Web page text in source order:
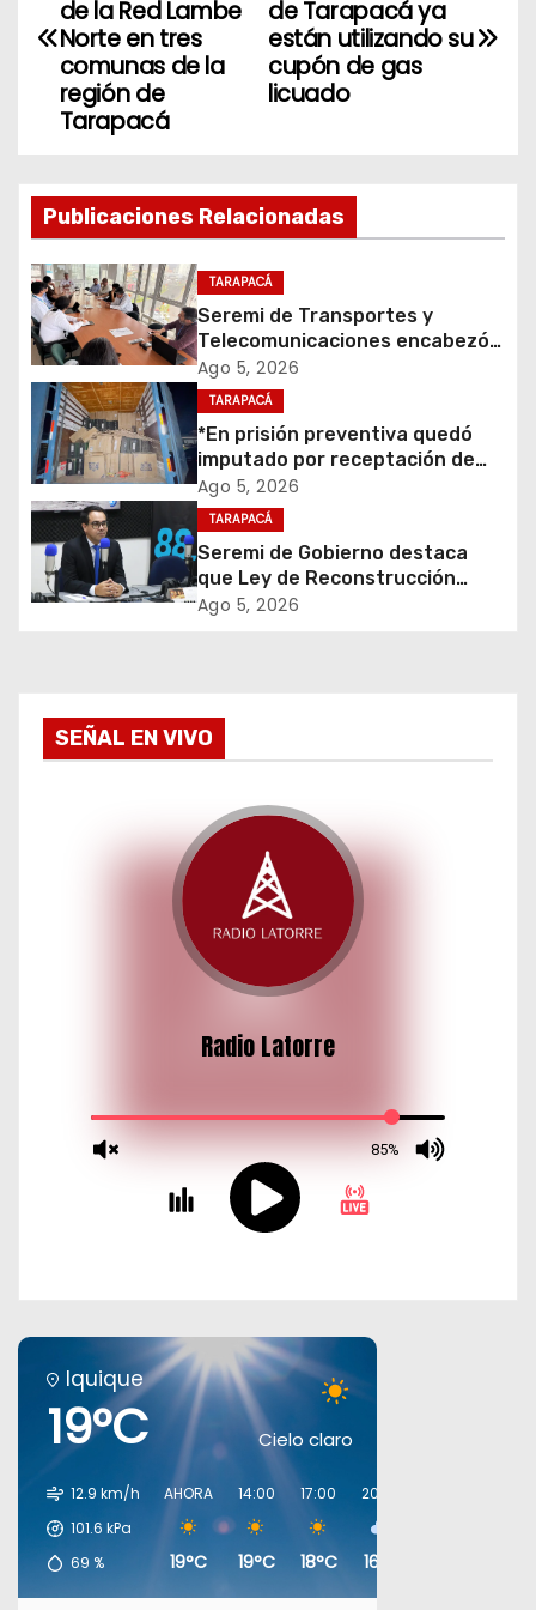
a
a
c
i
ó
n
d
e
e
r
a
de Tarapacá ya
están utilizando su
cupón de gas
licuado
de la Red Lambe
Norte en tres
comunas de la
región de
Tarapacá
Publicaciones Relacionadas
TARAPACÁ
Seremi de Transportes y
Telecomunicaciones encabezó
primera mesa de coordinación
para el retiro de cables en
desuso en Iquique
Ago 5, 2026
TARAPACÁ
*En prisión preventiva quedó
imputado por receptación de
cigarrillos avaluados en $1.600
millones*
Ago 5, 2026
TARAPACÁ
Seremi de Gobierno destaca
que Ley de Reconstrucción
Nacional impulsará la inversión
Ago 5, 2026
SEÑAL EN VIVO
Iquique
19°C Cielo claro
12.9 km/h
101.6 kPa
69 %
AHORA
19°C
14:00
19°C
17:00
18°C
20:00
16°C